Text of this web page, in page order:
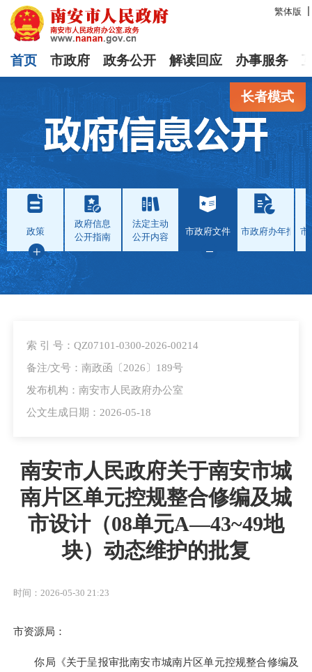
繁体版
首页 市政府 政务公开 解读回应 办事服务
长者模式
政策
政府信息
公开指南
法定主动
公开内容
市政府文件 市政府办年报 市
索 引 号：QZ07101-0300-2026-00214
备注/文号：南政函〔2026〕189号
发布机构：南安市人民政府办公室
公文生成日期：2026-05-18
南安市人民政府关于南安市城
南片区单元控规整合修编及城
市设计（08单元A—43~49地
块）动态维护的批复
时间：2026-05-30 21:23
市资源局：
你局《关于呈报审批南安市城南片区单元控规整合修编及